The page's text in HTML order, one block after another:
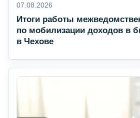
07.08.2026
Итоги работы
по мобилизации доходов в
в Чехове